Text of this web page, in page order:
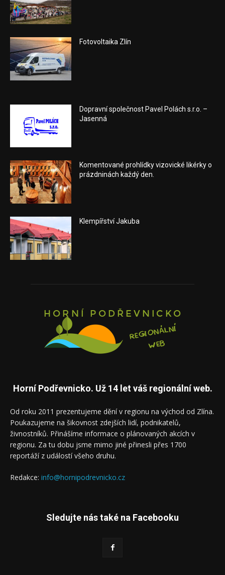
Fotovoltaika Zlín
Dopravní společnost Pavel Polách s.r.o. –
Jasenná
Komentované prohlídky vizovické likérky o
prázdninách každý den.
Klempířství Jakuba
Horní Podřevnicko. Už 14 let váš regionální web.
Od roku 2011 prezentujeme dění v regionu na východ od Zlína.
Poukazujeme na šikovnost zdejších lidí, podnikatelů,
živnostníků. Přinášíme informace o plánovaných akcích v
regionu. Za tu dobu jsme mimo jiné přinesli přes 1700
reportáží z událostí všeho druhu.
Redakce: info@hornipodrevnicko.cz
Sledujte nás také na Facebooku